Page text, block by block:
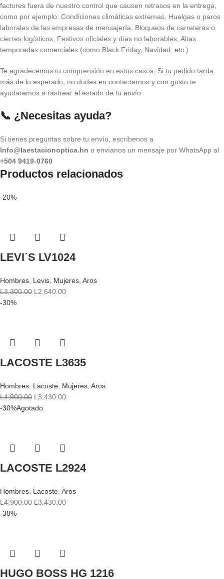
factores fuera de nuestro control que causen retrasos en la entrega,
como por ejemplo: Condiciones climáticas extremas, Huelgas o paros
laborales de las empresas de mensajería, Bloqueos de carreteras o
cierres logísticos, Festivos oficiales y días no laborables, Altas
temporadas comerciales (como Black Friday, Navidad, etc.)
Te agradecemos tu comprensión en estos casos. Si tu pedido tarda
más de lo esperado, no dudes en contactarnos y con gusto te
ayudaremos a rastrear el estado de tu envío.
📞 ¿Necesitas ayuda?
Si tienes preguntas sobre tu envío, escríbenos a
Info@laestacionoptica.hn o envíanos un mensaje por WhatsApp al
+504 9419-0760
Productos relacionados
-20%
LEVI´S LV1024
Hombres, Levis, Mujeres, Aros
L3,300.00 L2,640.00
-30%
LACOSTE L3635
Hombres, Lacoste, Mujeres, Aros
L4,900.00 L3,430.00
-30%Agotado
LACOSTE L2924
Hombres, Lacoste, Aros
L4,900.00 L3,430.00
-30%
HUGO BOSS HG 1216